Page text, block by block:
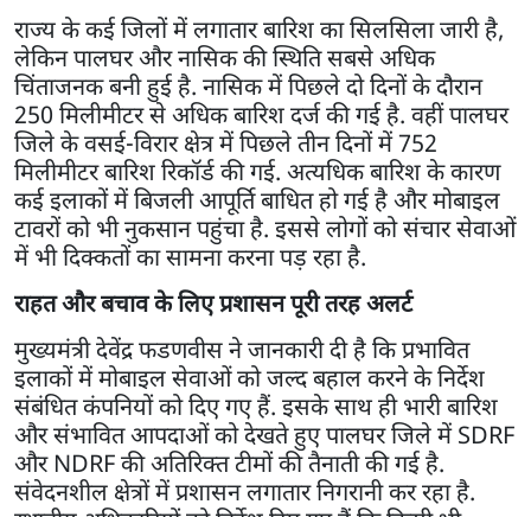
राज्य के कई जिलों में लगातार बारिश का सिलसिला जारी है,
लेकिन पालघर और नासिक की स्थिति सबसे अधिक
चिंताजनक बनी हुई है. नासिक में पिछले दो दिनों के दौरान
250 मिलीमीटर से अधिक बारिश दर्ज की गई है. वहीं पालघर
जिले के वसई-विरार क्षेत्र में पिछले तीन दिनों में 752
मिलीमीटर बारिश रिकॉर्ड की गई. अत्यधिक बारिश के कारण
कई इलाकों में बिजली आपूर्ति बाधित हो गई है और मोबाइल
टावरों को भी नुकसान पहुंचा है. इससे लोगों को संचार सेवाओं
में भी दिक्कतों का सामना करना पड़ रहा है.
राहत और बचाव के लिए प्रशासन पूरी तरह अलर्ट
मुख्यमंत्री देवेंद्र फडणवीस ने जानकारी दी है कि प्रभावित
इलाकों में मोबाइल सेवाओं को जल्द बहाल करने के निर्देश
संबंधित कंपनियों को दिए गए हैं. इसके साथ ही भारी बारिश
और संभावित आपदाओं को देखते हुए पालघर जिले में SDRF
और NDRF की अतिरिक्त टीमों की तैनाती की गई है.
संवेदनशील क्षेत्रों में प्रशासन लगातार निगरानी कर रहा है.